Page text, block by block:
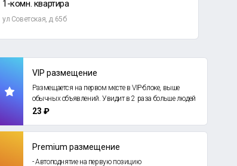
1-комн. квартира
ул Советская, д 65б
VIP размещение
Размещается на первом месте в VIP-блоке, выше
обычных объявлений. Увидит в 2 раза больше людей
23 ₽
Premium размещение
- Автоподнятие на первую позицию